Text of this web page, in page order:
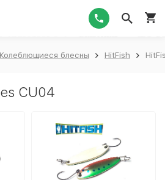
Колеблющиеся блесны HitFish
CU04